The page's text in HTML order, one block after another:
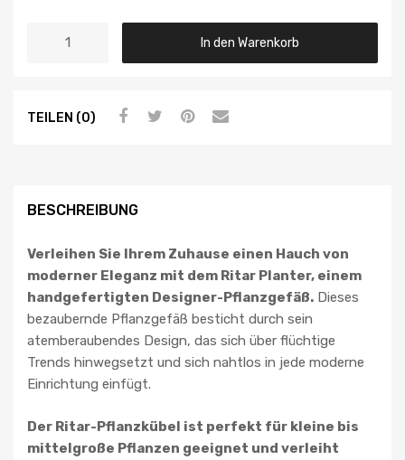
In den Warenkorb
TEILEN (0)
BESCHREIBUNG
Verleihen Sie Ihrem Zuhause einen Hauch von
moderner Eleganz mit dem Ritar Planter, einem
handgefertigten Designer-Pflanzgefäß. Dieses
bezaubernde Pflanzgefäß besticht durch sein
atemberaubendes Design, das sich über flüchtige
Trends hinwegsetzt und sich nahtlos in jede moderne
Einrichtung einfügt.
Der Ritar-Pflanzkübel ist perfekt für kleine bis
mittelgroße Pflanzen geeignet und verleiht